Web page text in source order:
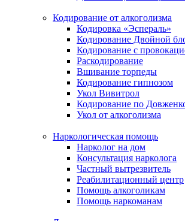
Кодирование от алкоголизма
Кодировка «Эспераль»
Кодирование Двойной
Кодирование с
Раскодирование
Вшивание торпеды
Кодирование гипнозом
Укол Вивитрол
Кодирование по
Укол от алкоголизма
Наркологическая помощь
Нарколог на дом
Консультация нарколога
Частный вытрезвитель
Реабилитационный центр
Помощь алкоголикам
Помощь наркоманам